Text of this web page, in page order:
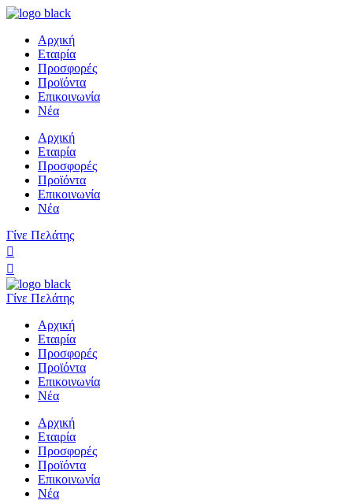
Αρχική
Εταιρία
Προσφορές
Προϊόντα
Επικοινωνία
Νέα
Αρχική
Εταιρία
Προσφορές
Προϊόντα
Επικοινωνία
Νέα
Γίνε Πελάτης
Γίνε Πελάτης
Αρχική
Εταιρία
Προσφορές
Προϊόντα
Επικοινωνία
Νέα
Αρχική
Εταιρία
Προσφορές
Προϊόντα
Επικοινωνία
Νέα